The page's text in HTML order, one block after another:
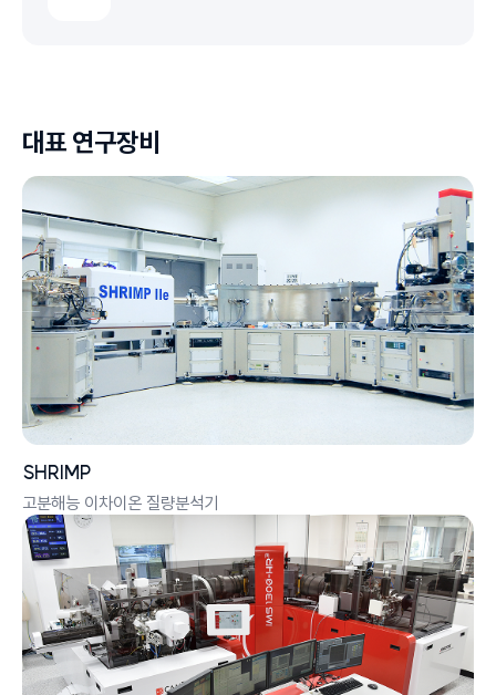
대표 연구장비
SHRIMP
고분해능 이차이온 질량분석기